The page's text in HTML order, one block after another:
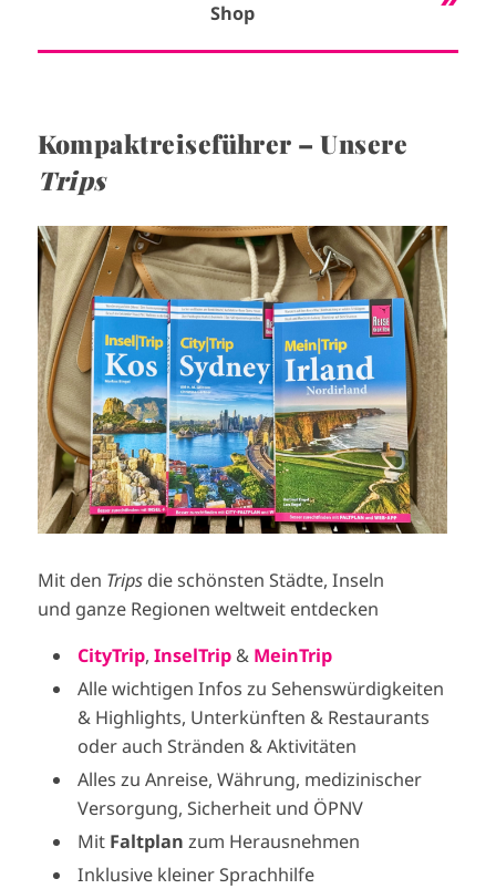
Shop
Kompaktreiseführer – Unsere
Trips
I
m
a
g
e
Mit den Trips die schönsten Städte, Inseln
und ganze Regionen weltweit entdecken
CityTrip,InselTrip & MeinTrip
Alle wichtigen Infos zu Sehenswürdigkeiten
& Highlights, Unterkünften & Restaurants
oder auch Stränden & Aktivitäten
Alles zu Anreise, Währung, medizinischer
Versorgung, Sicherheit und ÖPNV
Mit Faltplan zum Herausnehmen
Inklusive kleiner Sprachhilfe